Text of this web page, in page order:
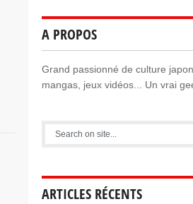
A PROPOS
Grand passionné de culture
mangas, jeux vidéos... Un vrai
ARTICLES RÉCENTS